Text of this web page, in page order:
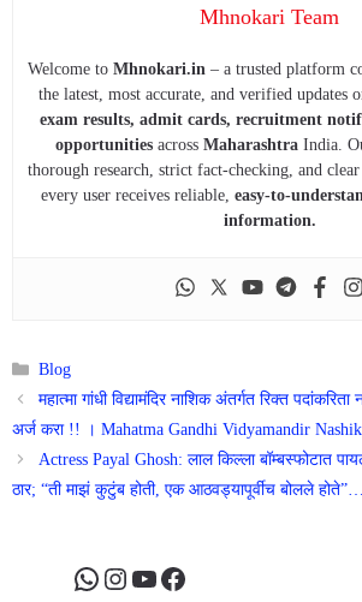
Mhnokari Team
Welcome to Mhnokari.in – a trusted platform
the latest, most accurate, and verified updates
exam results, admit cards, recruitment
opportunitiesacross MaharashtraIndia.
thorough research, strict fact-checking, and
every user receives reliable, easy-to-
information.
Categories
Blog
महात्मा गांधी विद्यामंदिर नाशिक अंतर्गत रिक्त
अर्ज करा !! । Mahatma Gandhi Vidyamandir
Actress Payal Ghosh: लाल किल्ला बॉम्बस्फोटात
ठार; “ती माझं कुटुंब होती, एक आठवड्यापूर्वीच बोलले
WhatsApp
Instagram
YouTube
Facebook